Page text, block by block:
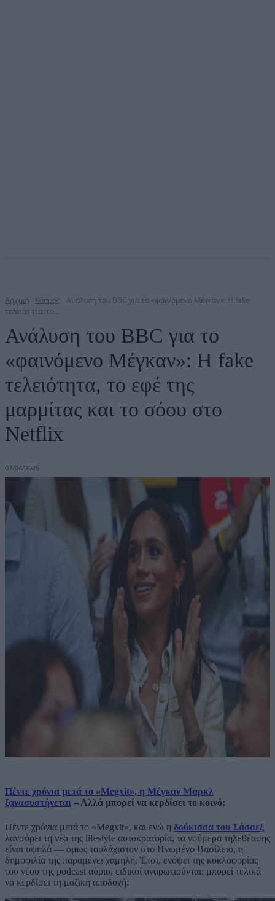
Αρχική Κόσμος
Ανάλυση του BBC για το «φαινόμενο Μέγκαν»: Η fake
τελειότητα, το...
Ανάλυση του BBC για το
«φαινόμενο Μέγκαν»: Η fake
τελειότητα, το εφέ της
μαρμίτας και το σόου στο
Netflix
07/04/2025
Πέντε χρόνια μετά το «Megxit», η Μέγκαν Μαρκλ
ξανασυστήνεται – Αλλά μπορεί να κερδίσει το κοινό;
Πέντε χρόνια μετά το «Megxit», και ενώ η δούκισσα του Σάσσεξ
λανσάρει τη νέα της lifestyle αυτοκρατορία, τα νούμερα τηλεθέασης
είναι υψηλά — όμως τουλάχιστον στο Ηνωμένο Βασίλειο, η
δημοφιλία της παραμένει χαμηλή. Έτσι, ενόψει της κυκλοφορίας
του νέου της podcast αύριο, ειδικοί αναρωτιούνται: μπορεί τελικά
να κερδίσει τη μαζική αποδοχή;